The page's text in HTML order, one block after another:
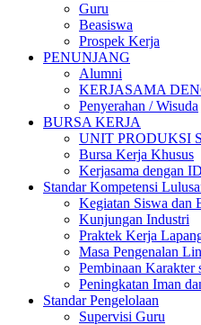
Guru
Beasiswa
Prospek Kerja
PENUNJANG
Alumni
KERJASAMA
Penyerahan / Wisuda
BURSA KERJA
UNIT PRODUKSI
Bursa Kerja Khusus
Kerjasama dengan
Standar Kompetensi
Kegiatan Siswa dan
Kunjungan Industri
Praktek Kerja
Masa Pengenalan
Pembinaan Karakter
Peningkatan Iman
Standar Pengelolaan
Supervisi Guru